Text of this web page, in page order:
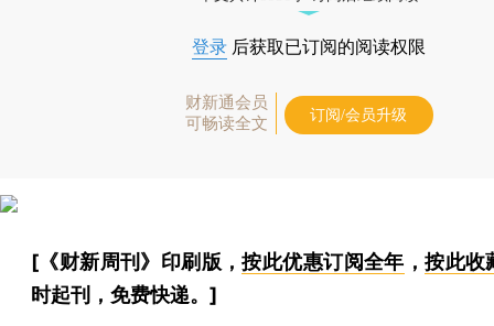
登录 后获取已订阅的阅读权限
财新通会员
可畅读全文
订阅/会员升级
[《财新周刊》印刷版，按此优惠订阅全年 ，按此收
时起刊，免费快递。]